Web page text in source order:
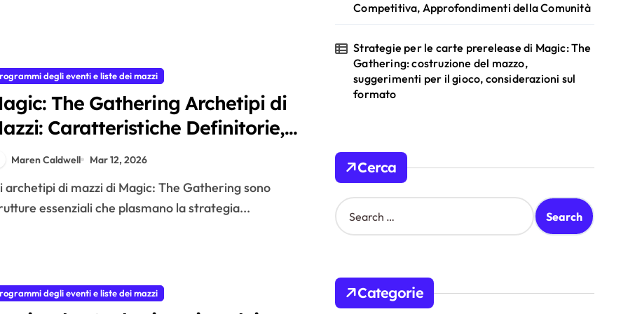
degli eventi e liste dei mazzi
The Gathering Archetipi di
Caratteristiche Definitorie,
Viabilità Competitiva,
della Comunità
Maren Caldwell Mar 12, 2026
essenziali che plasmano la strategia...
degli eventi e liste dei mazzi
Competitiva, Approfondimenti della Comunità
Strategie per le carte prerelease di Magic: The
Gathering: costruzione del mazzo,
suggerimenti per il gioco, considerazioni sul
formato
Cerca
S
e
h
Categorie